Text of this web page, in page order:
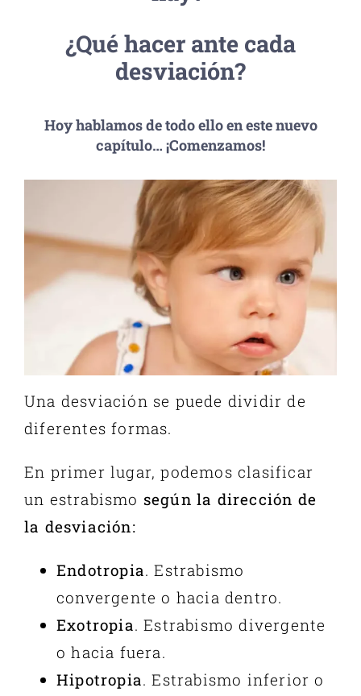
¿Qué hacer ante cada
desviación?
Hoy hablamos de todo ello en este nuevo
capítulo… ¡Comenzamos!
Una desviación se puede dividir de
diferentes formas.
En primer lugar, podemos clasificar
un estrabismo según la dirección de
la desviación:
Endotropia. Estrabismo
convergente o hacia dentro.
Exotropia. Estrabismo divergente
o hacia fuera.
Hipotropia. Estrabismo inferior o